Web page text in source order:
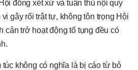
đồng xét xử và tuân thủ nội quy
gây rối trật tự, không tôn trọng Hội
cản trở hoạt động tố tụng đều có
không có nghĩa là bị cáo từ bỏ